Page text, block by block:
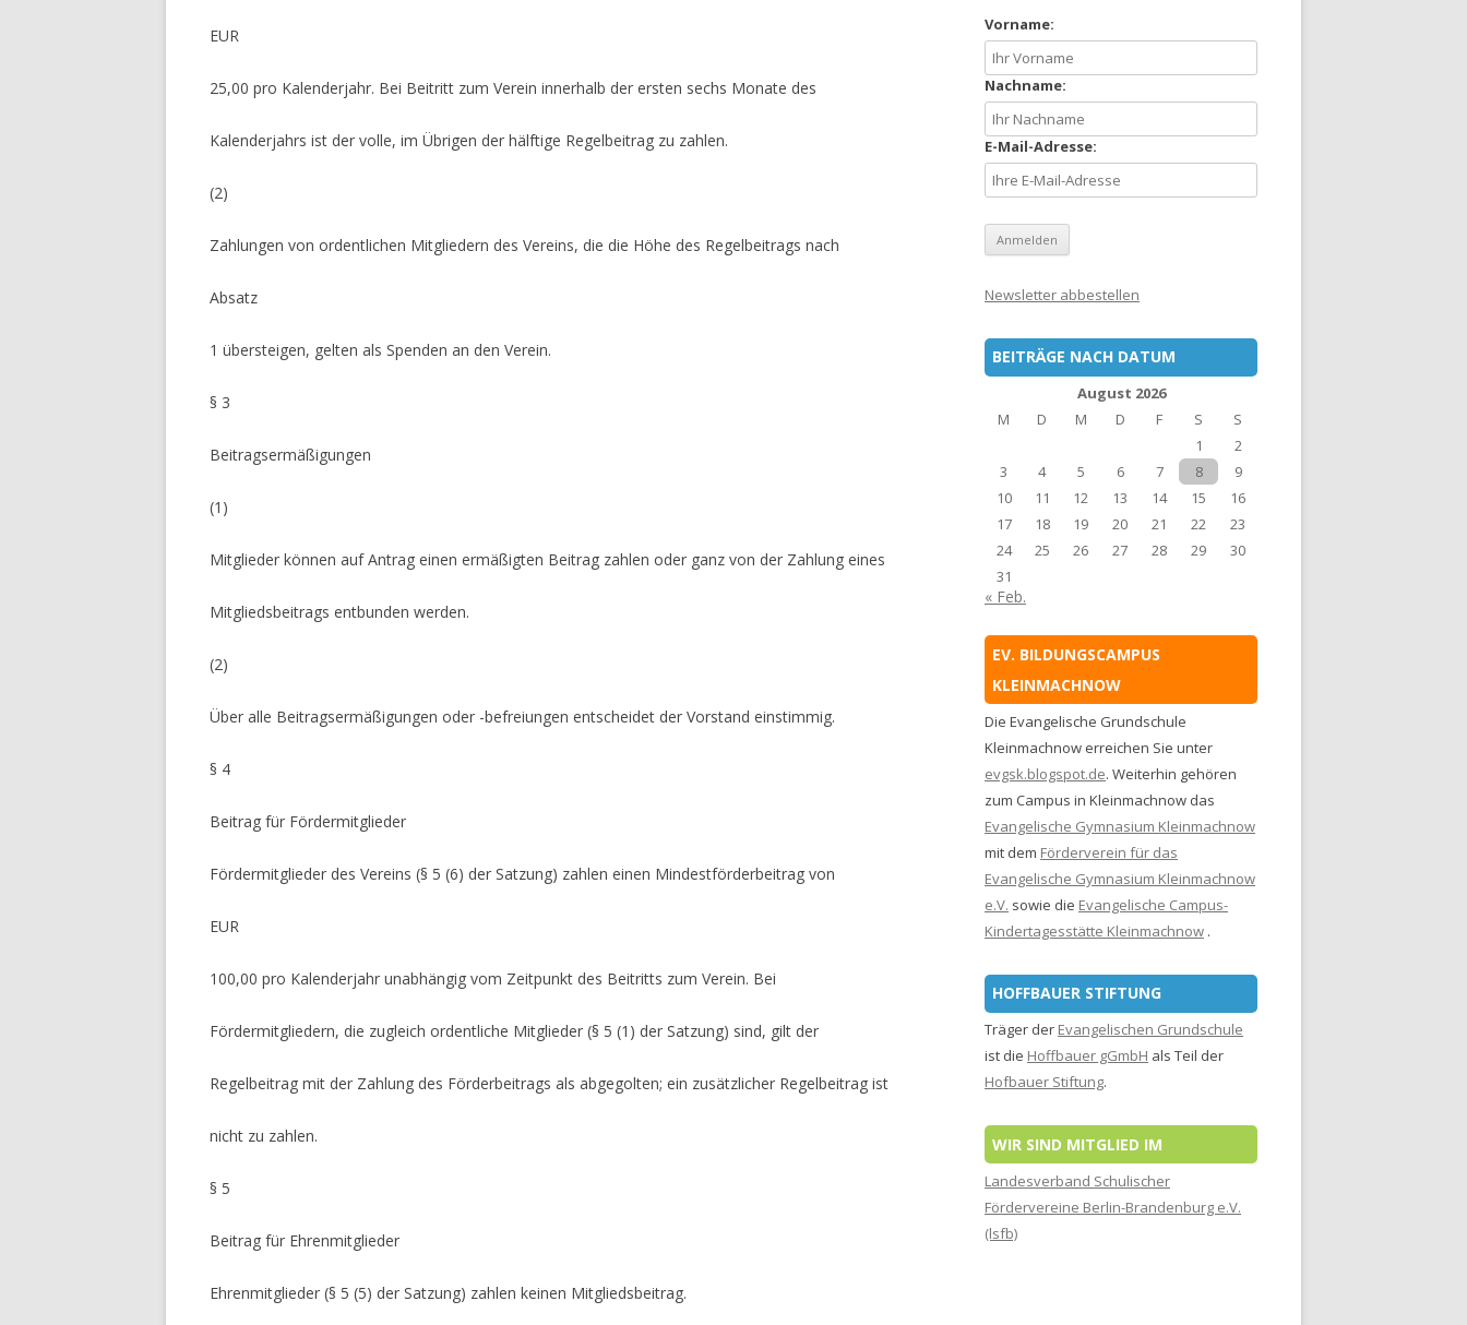
EUR
25,00 pro Kalenderjahr. Bei Beitritt zum Verein innerhalb der ersten sechs Monate des
Kalenderjahrs ist der volle, im Übrigen der hälftige Regelbeitrag zu zahlen.
(2)
Zahlungen von ordentlichen Mitgliedern des Vereins, die die Höhe des Regelbeitrags nach
Absatz
1 übersteigen, gelten als Spenden an den Verein.
§ 3
Beitragsermäßigungen
(1)
Mitglieder können auf Antrag einen ermäßigten Beitrag zahlen oder ganz von der Zahlung eines
Mitgliedsbeitrags entbunden werden.
(2)
Über alle Beitragsermäßigungen oder -befreiungen entscheidet der Vorstand einstimmig.
§ 4
Beitrag für Fördermitglieder
Fördermitglieder des Vereins (§ 5 (6) der Satzung) zahlen einen Mindestförderbeitrag von
EUR
100,00 pro Kalenderjahr unabhängig vom Zeitpunkt des Beitritts zum Verein. Bei
Fördermitgliedern, die zugleich ordentliche Mitglieder (§ 5 (1) der Satzung) sind, gilt der
Regelbeitrag mit der Zahlung des Förderbeitrags als abgegolten; ein zusätzlicher Regelbeitrag ist
nicht zu zahlen.
§ 5
Beitrag für Ehrenmitglieder
Ehrenmitglieder (§ 5 (5) der Satzung) zahlen keinen Mitgliedsbeitrag.
Vorname:
Nachname:
E-Mail-Adresse:
Newsletter abbestellen
BEITRÄGE NACH DATUM
August 2026
M
D M D F S
S
1
2
3
4 5 6 7 8
9
10
11 12 13 14 15
16
17
18 19 20 21 22
23
24
25 26 27 28 29
30
31
« Feb.
EV. BILDUNGSCAMPUS
KLEINMACHNOW
Die Evangelische Grundschule
Kleinmachnow erreichen Sie unter
evgsk.blogspot.de. Weiterhin gehören
zum Campus in Kleinmachnow das
Evangelische Gymnasium Kleinmachnow
mit dem Förderverein für das
Evangelische Gymnasium Kleinmachnow
e.V. sowie die Evangelische Campus-
Kindertagesstätte Kleinmachnow .
HOFFBAUER STIFTUNG
Träger der Evangelischen Grundschule
ist die Hoffbauer gGmbH als Teil der
Hofbauer Stiftung.
WIR SIND MITGLIED IM
Landesverband Schulischer
Fördervereine Berlin-Brandenburg e.V.
(lsfb)